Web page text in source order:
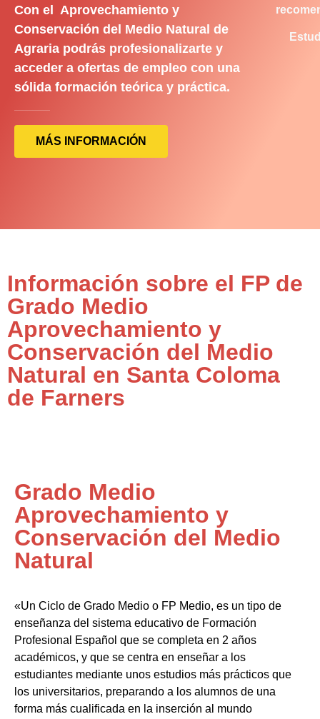
Con el Aprovechamiento y
Conservación del Medio Natural de
Agraria podrás profesionalizarte y
acceder a ofertas de empleo con una
sólida formación teórica y práctica.
MÁS INFORMACIÓN
Información sobre el FP de
Grado Medio
Aprovechamiento y
Conservación del Medio
Natural en Santa Coloma
de Farners
Grado Medio
Aprovechamiento y
Conservación del Medio
Natural
«Un Ciclo de Grado Medio o FP Medio, es un tipo de
enseñanza del sistema educativo de Formación
Profesional Español que se completa en 2 años
académicos, y que se centra en enseñar a los
estudiantes mediante unos estudios más prácticos que
los universitarios, preparando a los alumnos de una
forma más cualificada en la inserción al mundo